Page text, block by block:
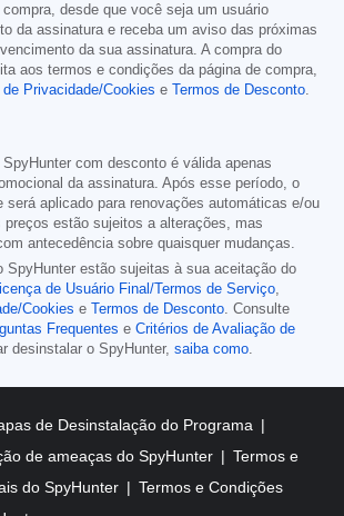
desde que você seja um usuário
da assinatura e receba um aviso das próximas
da sua assinatura. A compra do
aos termos e condições da página de compra,
Privacidade/Cookies e Termos de Desconto.
com desconto é válida apenas
da assinatura. Após esse período, o
será aplicado para renovações automáticas e/ou
estão sujeitos a alterações, mas
antecedência sobre quaisquer mudanças.
SpyHunter estão sujeitas à sua aceitação do
de Usuário Final/Termos de Serviço,
Cookies e Termos de Desconto. Consulte
Frequentes e Critérios de Avaliação de
desinstalar o SpyHunter, saiba como.
de Desinstalação do Programa
de ameaças do SpyHunter
Termos e
do SpyHunter
Termos e Condições